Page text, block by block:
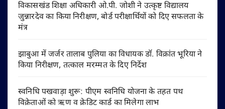
विकासखंड शिक्षा अधिकारी ओ.पी. जोशी ने उत्कृष्ट विद्यालय
जुन्नारदेव का किया निरीक्षण, बोर्ड परीक्षार्थियों को दिए सफलता के
मंत्र
झाबुआ में जर्जर तालाब पुलिया का विधायक डॉ. विक्रांत भूरिया ने
किया निरीक्षण, तत्काल मरम्मत के दिए निर्देश
स्वनिधि पखवाड़ा शुरू: पीएम स्वनिधि योजना के तहत पथ
विक्रेताओं को ऋण व क्रेडिट कार्ड का मिलेगा लाभ